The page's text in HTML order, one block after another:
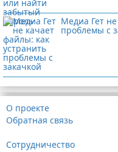
Медиа Гет
проблемы с
О проекте
Обратная связь
Сотрудничество